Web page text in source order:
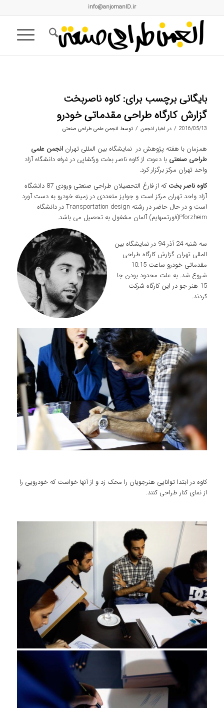
info@anjomanID.ir
بایگانی برچسب برای:کاوه ناصربخت
گزارش کارگاه طراحی مقدماتی خودرو
2016/05/13
/ در اخبار انجمن / توسط انجمن علمی طراحی صنعتی
همزمان با هفته پژوهش در نمایشگاه بین المللی تهران انجمن علمی
طراحی صنعتی با دعوت از کاوه ناصر بخت ورکشاپی در غرفه دانشگاه آزاد
واحد تهران مرکز برگزار کرد.
کاوه ناصر بخت
که از فارغ التحصیلان طراحی صنعتی ورودی 87 دانشگاه
آزاد واحد تهران مرکز است و جوایز متعددی در زمینه خودرو به دست آورد
است و در حال حاضر در رشته Transportation design در دانشگاه
Pforzheim(فورتسهایم) آلمان مشغول به تحصیل می باشد.
سه شنبه 24 آذر 94 در نمایشگاه بین
المللی تهران گزارش کارگاه طراحی
مقدماتی خودرو ساعت 10:15
شروع شد. به علت محدود بودن جا
15 هنر جو در این کارگاه شرکت
کردند.
کاوه در ابتدا توانایی هنرجویان را محک زد و از آنها خواست که خودرویی را
از نمای کنار طراحی کنند.